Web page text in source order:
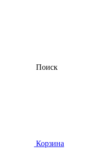
Поиск
Корзина